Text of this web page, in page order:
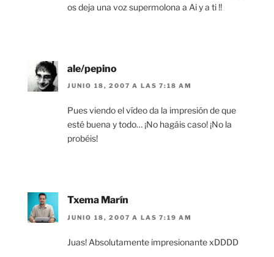
os deja una voz supermolona a Ai y a ti !!
ale/pepino
JUNIO 18, 2007 A LAS 7:18 AM
Pues viendo el vídeo da la impresión de que
esté buena y todo… ¡No hagáis caso! ¡No la
probéis!
Txema Marín
JUNIO 18, 2007 A LAS 7:19 AM
Juas! Absolutamente impresionante xDDDD